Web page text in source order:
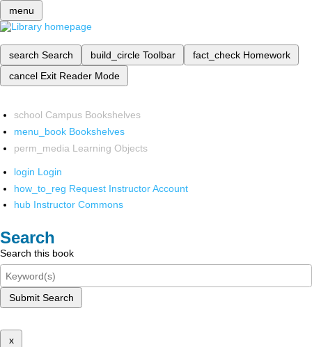
menu
search Search build_circle Toolbar fact_check Homework
cancel Exit Reader Mode
school Campus Bookshelves
menu_book Bookshelves
perm_media Learning Objects
login Login
how_to_reg Request Instructor Account
hub Instructor Commons
Search
Search this book
Submit Search
x